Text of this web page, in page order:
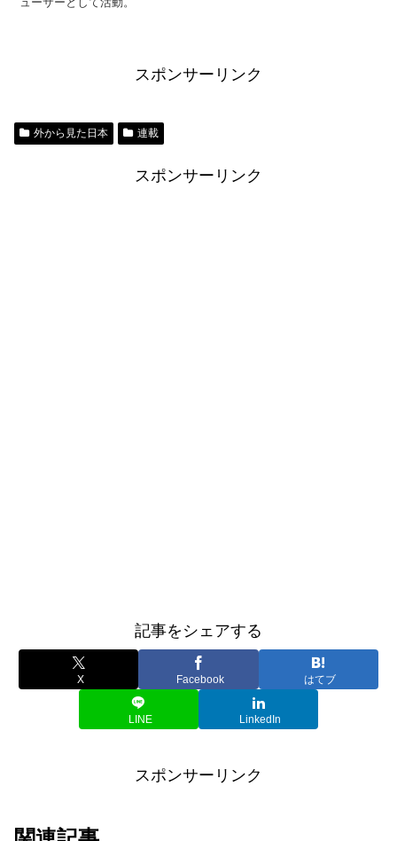
ューサーとして活動。
スポンサーリンク
外から見た日本 連載
スポンサーリンク
記事をシェアする
X Facebook はてブ
LINE LinkedIn
スポンサーリンク